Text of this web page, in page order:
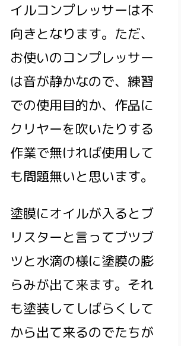
イルコンプレッサーは不
向きとなります。ただ、
お使いのコンプレッサー
は音が静かなので、練習
での使用目的か、作品に
クリヤーを吹いたりする
作業で無ければ使用して
も問題無いと思います。
塗膜にオイルが入るとブ
リスターと言ってブツブ
ツと水滴の様に塗膜の膨
らみが出て来ます。それ
も塗装してしばらくして
から出て来るのでたちが